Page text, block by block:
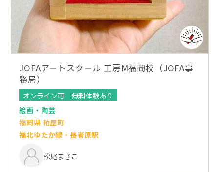
JOFAアートスクール 工房M福岡校（JOFA事
務局）
オンライン可
無料体験あり
絵画・陶芸
福岡県 粕屋町
福北ゆたか線・長者原駅
松尾まさこ